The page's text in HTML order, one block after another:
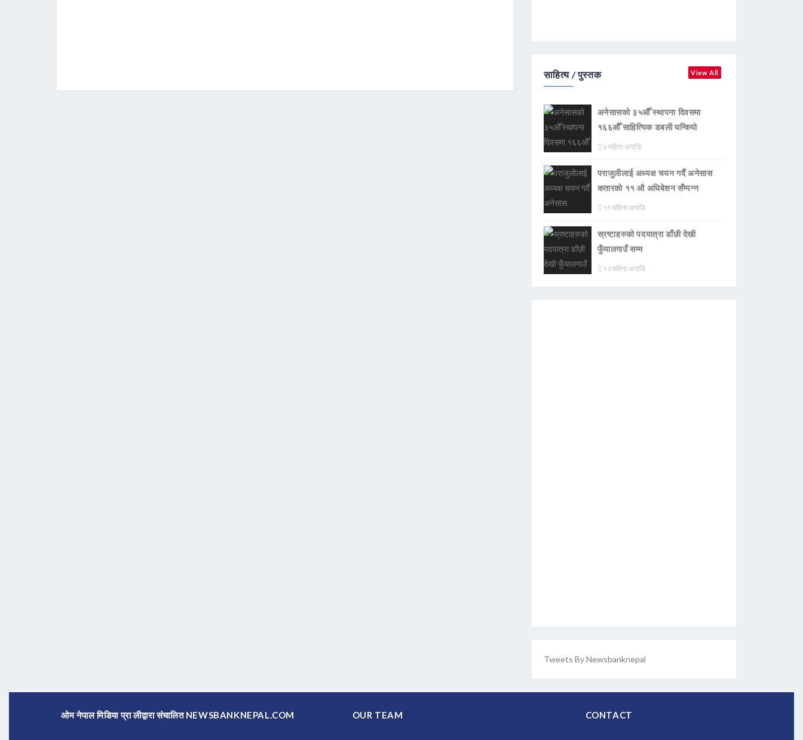
साहित्य / पुस्तक View All
अनेसासको ३५औँ स्थापना दिवसमा
१६६औँ साहित्यिक डबली घन्कियाे
७ महिना अगाडि
पराजुलीलाई अध्यक्ष चयन गर्दै अनेसास
कतारको ११ औ अधिबेशन सँम्पन्न
११ महिना अगाडि
स्रष्टाहरुको पदयात्रा डाँछी देखी
फुँयालगाउँ सम्म
१२ महिना अगाडि
Tweets By Newsbanknepal
ओम नेपाल मिडिया प्रा लीद्वारा संचालित NEWSBANKNEPAL.COM OUR TEAM CONTACT